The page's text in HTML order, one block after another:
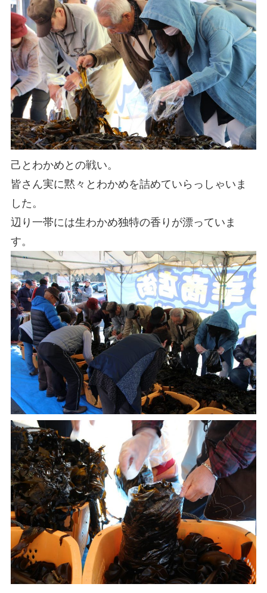
己とわかめとの戦い。
皆さん実に黙々とわかめを詰めていらっしゃいま
した。
辺り一帯には生わかめ独特の香りが漂っていま
す。